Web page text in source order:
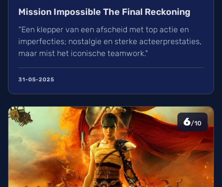
Mission Impossible The Final Reckoning
“Een klepper van een afscheid met top actie en
imperfecties; nostalgie en sterke acteerprestaties,
maar mist het iconische teamwork."
31-05-2025
6/10